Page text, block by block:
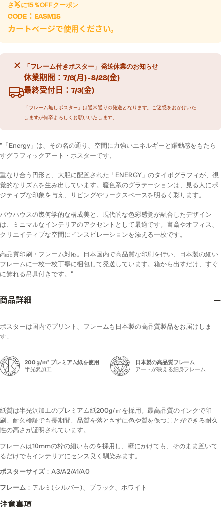
さらに15％OFFクーポン
CODE： EASM15
カートページで使用ください。
「フレーム付きポスター」発送休業のお知らせ
休業期間：7/6(月) - 8/28(金)
最終受付日：7/3(金)
「フレーム無しポスター」は通常通りの発送となります。ご迷惑をおかけいた
しますが何卒よろしくお願いいたします。
"「Energy」は、その名の通り、空間に力強いエネルギーと躍動感をもたら
すグラフィックアート・ポスターです。
重なり合う円形と、大胆に配置された「ENERGY」のタイポグラフィが、視
覚的なリズムを生み出しています。暖色系のグラデーションは、見る人にポ
ジティブな印象を与え、リビングやワークスペースを明るく彩ります。
バウハウスの幾何学的な構成美と、現代的な色彩感覚が融合したデザイン
は、ミニマルなインテリアのアクセントとして最適です。書斎やオフィス、
クリエイティブな空間にインスピレーションを添える一枚です。
高品質印刷・フレーム対応。日本国内で高品質な印刷を行い、日本製の細い
フレームに一枚一枚丁寧に梱包して発送しています。箱から出すだけ、すぐ
に飾れる吊具付きです。"
商品詳細
ポスターは国内でプリント、フレームも日本製の高品質製品をお届けしま
す。
200 g/m² プレミアム紙を使用
半光沢加工
日本製の高品質フレーム
アートが映える細身フレーム
紙質は半光沢加工のプレミアム紙200g/㎡を採用。最高品質のインクで印
刷。耐久検証でも長期間、品質を落とさずに色や質を保つことができる耐久
性の高さが証明されています。
フレームは10mmの枠の細いものを採用し、壁にかけても、そのまま置いて
るだけでもインテリアにセンス良く馴染みます。
ポスターサイズ：A3/A2/A1/A0
フレーム ：アルミ(シルバー)、ブラック、ホワイト
注意事項